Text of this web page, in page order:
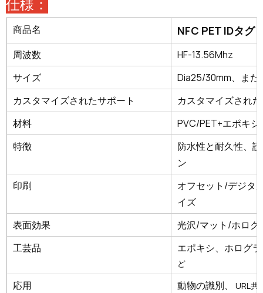
仕様：
商品名 NFC PET IDタグ
周波数
HF-13.56Mhz
サイズ
Dia25/30mm、ま
カスタマイズされたサポート
カスタマイズされ
材料
PVC/PET+エポキシ
特徴
防水性と耐久性、
ン
印刷
オフセット/デジタ
イズ
表面効果
光沢/マット/ホログ
工芸品
エポキシ、ホログ
ど
応用 動物の識別、 URL共